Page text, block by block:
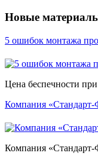
Новые
5 ошибок монтажа
Цена беспечности
Компания
Компания «Стандарт-